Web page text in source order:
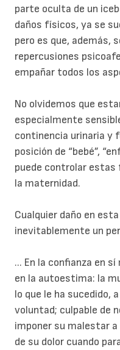
parte oculta de un
daños físicos, ya se
pero es que, además,
repercusiones
empañar todos los
No olvidemos que
especialmente
continencia urinaria y
posición de “bebé”,
puede controlar estas
la maternidad.
Cualquier daño en
inevitablemente un
... En la confianza en
en la autoestima: la
lo que le ha sucedido,
voluntad; culpable de
imponer su malestar a
de su dolor cuando